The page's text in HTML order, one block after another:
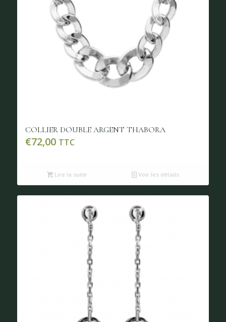
COLLIER DOUBLE ARGENT THABORA
€72,00 TTC
Lire la suite Voir les détails